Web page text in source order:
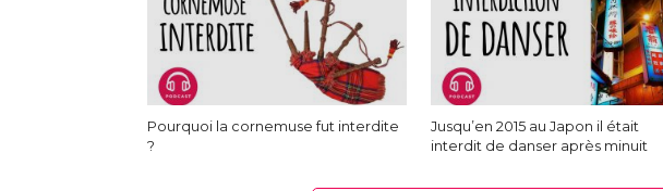
Pourquoi la cornemuse fut interdite
?
Jusqu’en 2015 au Japon il était
interdit de danser après minuit